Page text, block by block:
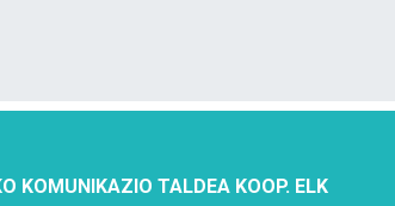
KOMUNIKAZIO TALDEA KOOP. ELK